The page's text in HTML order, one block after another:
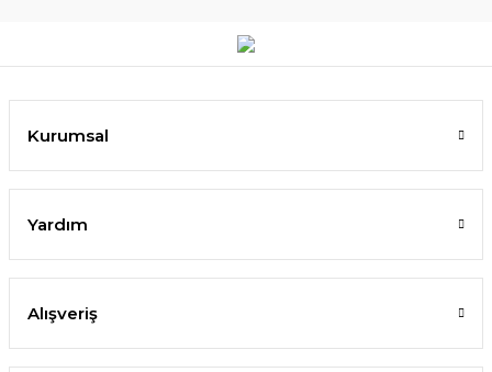
Kurumsal
Yardım
Alışveriş